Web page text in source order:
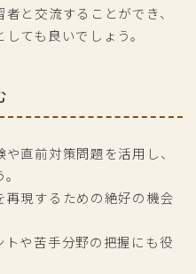
と交流することができ、
ても良いでしょう。
直前対策問題を活用し、
現するための絶好の機会
トや苦手分野の把握にも役